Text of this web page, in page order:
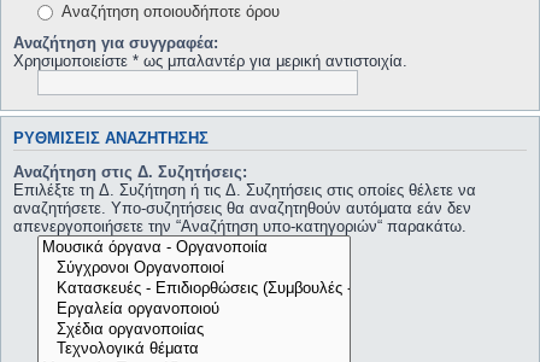
Αναζήτηση οποιουδήποτε όρου
Αναζήτηση για συγγραφέα:
Χρησιμοποιείστε * ως μπαλαντέρ για μερική αντιστοιχία.
ΡΥΘΜΊΣΕΙΣ ΑΝΑΖΉΤΗΣΗΣ
Αναζήτηση στις Δ. Συζητήσεις:
Επιλέξτε τη Δ. Συζήτηση ή τις Δ. Συζητήσεις στις οποίες θέλετε να
αναζητήσετε. Υπο-συζητήσεις θα αναζητηθούν αυτόματα εάν δεν
απενεργοποιήσετε την “Αναζήτηση υπο-κατηγοριών“ παρακάτω.